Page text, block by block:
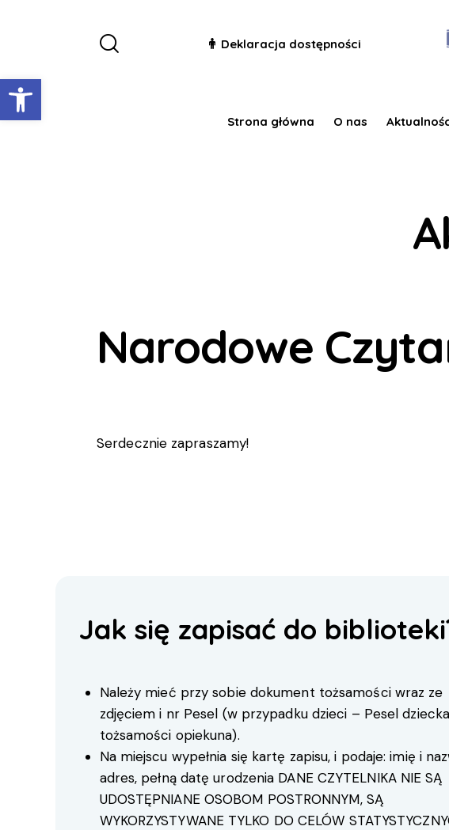
Otwórz pasek narzędzi
Deklaracja dostępności
Strona główna O nas
Narodowe
Serdecznie zapraszamy!
Jak się zapisać do
Należy mieć przy sobie dokument tożsamości wraz ze
zdjęciem i nr Pesel (w przypadku dzieci – Pesel
tożsamości opiekuna).
Na miejscu wypełnia się kartę zapisu, i podaje: imię i
adres, pełną datę urodzenia DANE CZYTELNIKA NIE SĄ
UDOSTĘPNIANE OSOBOM POSTRONNYM, SĄ
WYKORZYSTYWANE TYLKO DO CELÓW